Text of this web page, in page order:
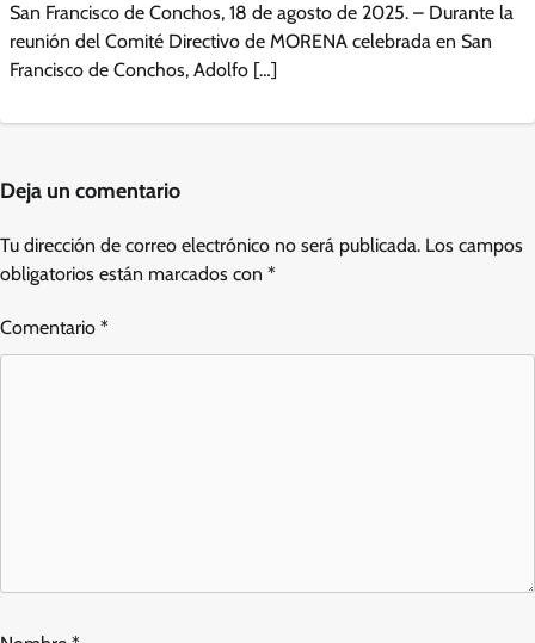
San Francisco de Conchos, 18 de agosto de 2025. – Durante la
reunión del Comité Directivo de MORENA celebrada en San
Francisco de Conchos, Adolfo […]
Deja un comentario
Tu dirección de correo electrónico no será publicada. Los campos
obligatorios están marcados con *
Comentario *